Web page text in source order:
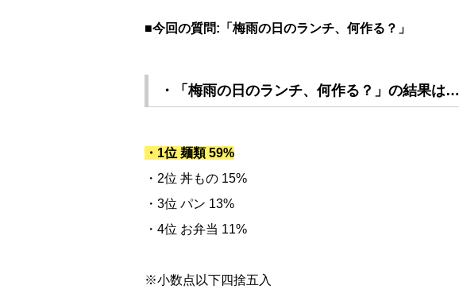
■今回の質問:「梅雨の日のランチ、何作る？」
・「梅雨の日のランチ、何作る？」 の結果は…
・1位 麺類 59%
・2位 丼もの 15%
・3位 パン 13%
・4位 お弁当 11%
※小数点以下四捨五入